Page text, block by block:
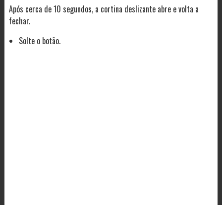
Após cerca de 10 segundos, a cortina deslizante abre e volta a
fechar.
Solte o botão.